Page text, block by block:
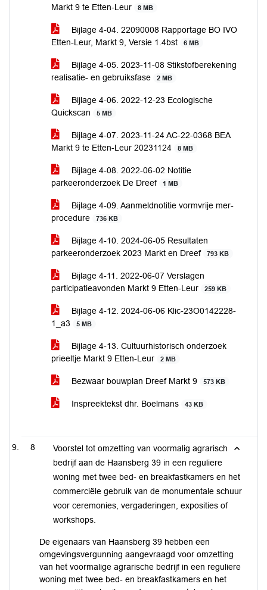
Markt 9 te Etten-Leur
8 MB
Bijlage 4-04. 22090008 Rapportage BO IVO
Etten-Leur, Markt 9, Versie 1.4bst
6 MB
Bijlage 4-05. 2023-11-08 Stikstofberekening
realisatie- en gebruiksfase
2 MB
Bijlage 4-06. 2022-12-23 Ecologische
Quickscan
5 MB
Bijlage 4-07. 2023-11-24 AC-22-0368 BEA
Markt 9 te Etten-Leur 20231124
8 MB
Bijlage 4-08. 2022-06-02 Notitie
parkeeronderzoek De Dreef
1 MB
Bijlage 4-09. Aanmeldnotitie vormvrije mer-
procedure
736 KB
Bijlage 4-10. 2024-06-05 Resultaten
parkeeronderzoek 2023 Markt en Dreef
793 KB
Bijlage 4-11. 2022-06-07 Verslagen
participatieavonden Markt 9 Etten-Leur
259 KB
Bijlage 4-12. 2024-06-06 Klic-23O0142228-
1_a3
5 MB
Bijlage 4-13. Cultuurhistorisch onderzoek
prieeltje Markt 9 Etten-Leur
2 MB
Bezwaar bouwplan Dreef Markt 9 573 KB
Inspreektekst dhr. Boelmans 43 KB
8
Voorstel tot omzetting van voormalig agrarisch
bedrijf aan de Haansberg 39 in een reguliere
woning met twee bed- en breakfastkamers en het
commerciële gebruik van de monumentale schuur
voor ceremonies, vergaderingen, exposities of
workshops.
De eigenaars van Haansberg 39 hebben een
omgevingsvergunning aangevraagd voor omzetting
van het voormalige agrarische bedrijf in een reguliere
woning met twee bed- en breakfastkamers en het